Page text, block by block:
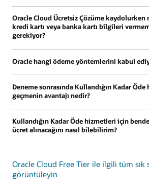
Oracle Cloud Ücretsiz Çözüme kaydolurken
kredi kartı veya banka kartı bilgileri
gerekiyor?
Oracle hangi ödeme yöntemlerini kabul
Deneme sonrasında Kullandığın Kadar Öde
geçmenin avantajı nedir?
Kullandığın Kadar Öde hizmetleri için
ücret alınacağını nasıl bilebilirim?
Oracle Cloud Free Tier ile ilgili tüm sık
görüntüleyin